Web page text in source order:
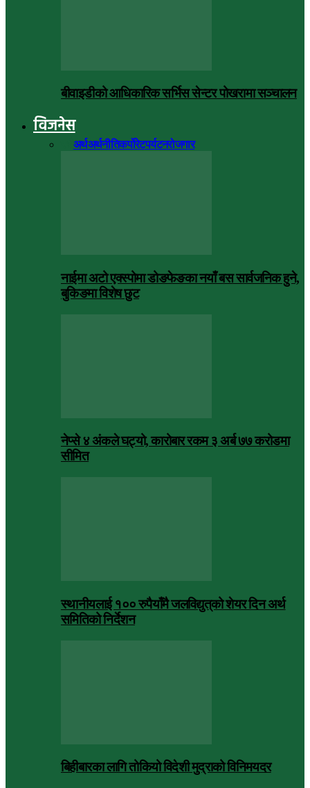
बीवाइडीको आधिकारिक सर्भिस सेन्टर पोखरामा सञ्चालन
विजनेस
अर्थअर्थनीतिकर्पोरेटपर्यटनरोजगार
नाईमा अटो एक्स्पोमा डोङफेङका नयाँ बस सार्वजनिक हुने,
बुकिङमा विशेष छुट
नेप्से ४ अंकले घट्यो, कारोबार रकम ३ अर्ब ७७ करोडमा
सीमित
स्थानीयलाई १०० रुपैयाँमै जलविद्युत्‌को शेयर दिन अर्थ
समितिको निर्देशन
बिहीबारका लागि तोकियो विदेशी मुद्राको विनिमयदर